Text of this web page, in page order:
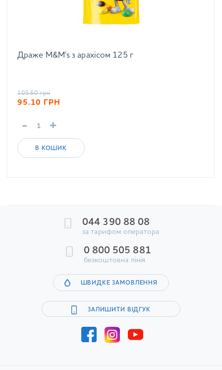
Драже M&M's з арахісом 125 г
105.60 грн
95.10 ГРН
- +
В КОШИК
044 390 88 08
за тарифом оператора
0 800 505 881
безкоштовна лінія
ШВИДКЕ ЗАМОВЛЕННЯ
ЗАЛИШИТИ ВІДГУК